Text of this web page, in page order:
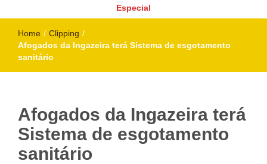
Especial
Home / Clipping /
Afogados da Ingazeira terá Sistema de esgotamento
sanitário
Afogados da Ingazeira terá
Sistema de esgotamento
sanitário